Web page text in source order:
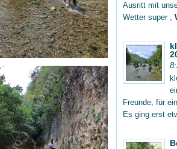
Ausritt mit
Wetter super ,
Freunde, für
Es ging erst